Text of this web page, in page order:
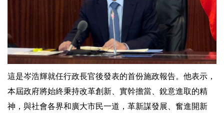
這是岑浩輝就任行政長官後發表的首份施政報告。他表示，
本屆政府將始終秉持改革創新、實幹擔當、銳意進取的精
神，與社會各界和廣大市民一道，革新謀發展、奮進開新